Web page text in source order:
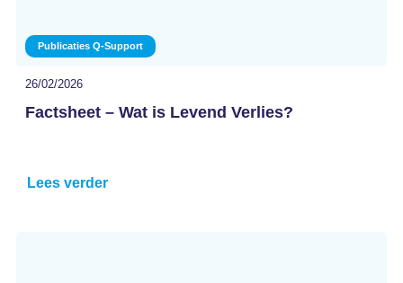
Publicaties Q-Support
26/02/2026
Factsheet – Wat is Levend Verlies?
Lees verder